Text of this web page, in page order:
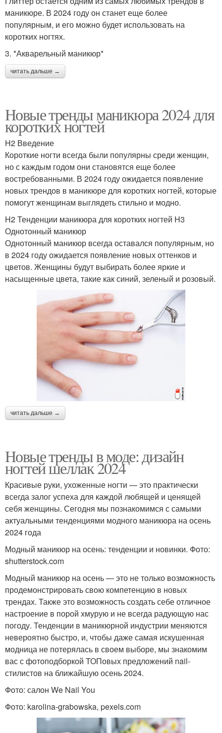
маникюре. В 2024 году он станет еще более
популярным, и его можно будет использовать на
коротких ногтях.
3. *Акварельный маникюр*
читать дальше →
Новые тренды маникюра 2024 для
коротких ногтей
H2 Введение
Короткие ногти всегда были популярны среди женщин,
но с каждым годом они становятся еще более
востребованными. В 2024 году ожидается появление
новых трендов в маникюре для коротких ногтей, которые
помогут женщинам выглядеть стильно и модно.
H2 Тенденции маникюра для коротких ногтей H3
Однотонный маникюр
Однотонный маникюр всегда оставался популярным, но
в 2024 году ожидается появление новых оттенков и
цветов. Женщины будут выбирать более яркие и
насыщенные цвета, такие как синий, зеленый и розовый.
читать дальше →
Новые тренды в моде: дизайн
ногтей шеллак 2024
Красивые руки, ухоженные ногти — это практически
всегда залог успеха для каждой любящей и ценящей
себя женщины. Сегодня мы познакомимся с самыми
актуальными тенденциями модного маникюра на осень
2024 года
Модный маникюр на осень: тенденции и новинки. Фото:
shutterstock.com
Модный маникюр на осень — это не только возможность
продемонстрировать свою компетенцию в новых
трендах. Также это возможность создать себе отличное
настроение в порой хмурую и не всегда радующую нас
погоду. Тенденции в маникюрной индустрии меняются
невероятно быстро, и, чтобы даже самая искушенная
модница не потерялась в своем выборе, мы знакомим
вас с фотоподборкой ТОПовых предложений nail-
стилистов на ближайшую осень 2024.
Фото: салон We Nail You
Фото: karolina-grabowska, pexels.com